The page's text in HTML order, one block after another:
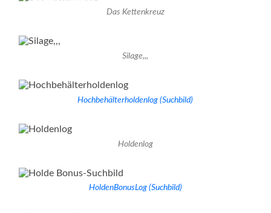
Das Kettenkreuz
Silage,,,
Hochbehälterholdenlog (Suchbild)
Holdenlog
HoldenBonusLog (Suchbild)